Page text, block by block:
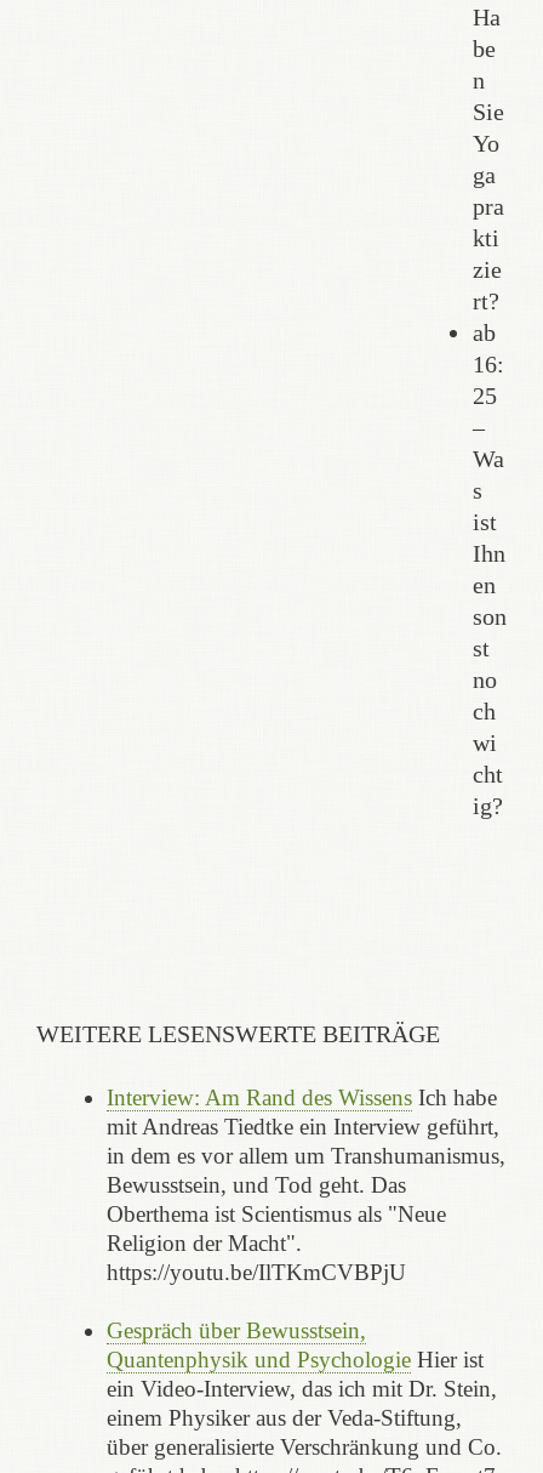
Ha
be
n
Sie
Yo
ga
pra
kti
zie
rt?
ab
16:
25
–
Wa
s
ist
Ihn
en
son
st
no
ch
wi
cht
ig?
WEITERE LESENSWERTE BEITRÄGE
Interview: Am Rand des WissensIch habe
mit Andreas Tiedtke ein Interview geführt,
in dem es vor allem um Transhumanismus,
Bewusstsein, und Tod geht. Das
Oberthema ist Scientismus als "Neue
Religion der Macht".
https://youtu.be/IlTKmCVBPjU
Gespräch über Bewusstsein,
Quantenphysik und PsychologieHier ist
ein Video-Interview, das ich mit Dr. Stein,
einem Physiker aus der Veda-Stiftung,
über generalisierte Verschränkung und Co.